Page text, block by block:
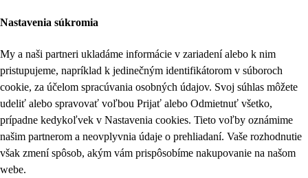
Nastavenia súkromia
My a naši partneri ukladáme informácie v zariadení alebo k nim
pristupujeme, napríklad k jedinečným identifikátorom v súboroch
cookie, za účelom spracúvania osobných údajov. Svoj súhlas môžete
udeliť alebo spravovať voľbou Prijať alebo Odmietnuť všetko,
prípadne kedykoľvek v Nastavenia cookies. Tieto voľby oznámime
našim partnerom a neovplyvnia údaje o prehliadaní. Vaše rozhodnutie
však zmení spôsob, akým vám prispôsobíme nakupovanie na našom
webe.